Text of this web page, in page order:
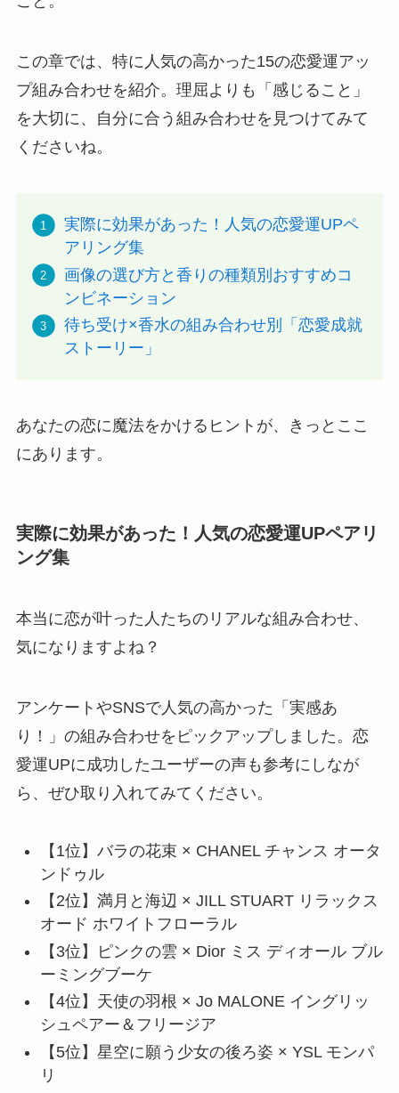
この章では、特に人気の高かった15の恋愛運アッ
プ組み合わせを紹介。理屈よりも「感じること」
を大切に、自分に合う組み合わせを見つけてみて
くださいね。
実際に効果があった！人気の恋愛運UPペ
アリング集
画像の選び方と香りの種類別おすすめコ
ンビネーション
待ち受け×香水の組み合わせ別「恋愛成就
ストーリー」
あなたの恋に魔法をかけるヒントが、きっとここ
にあります。
実際に効果があった！人気の恋愛運UPペアリ
ング集
本当に恋が叶った人たちのリアルな組み合わせ、
気になりますよね？
アンケートやSNSで人気の高かった「実感あ
り！」の組み合わせをピックアップしました。恋
愛運UPに成功したユーザーの声も参考にしなが
ら、ぜひ取り入れてみてください。
【1位】バラの花束 × CHANEL チャンス オータ
ンドゥル
【2位】満月と海辺 × JILL STUART リラックス
オード ホワイトフローラル
【3位】ピンクの雲 × Dior ミス ディオール ブル
ーミングブーケ
【4位】天使の羽根 × Jo MALONE イングリッ
シュペアー＆フリージア
【5位】星空に願う少女の後ろ姿 × YSL モンパ
リ